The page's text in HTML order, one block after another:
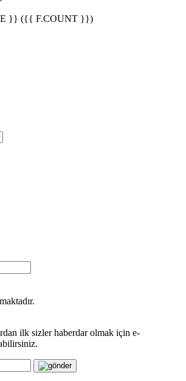
}} ({{ F.COUNT }})
ilk sizler haberdar olmak için e-